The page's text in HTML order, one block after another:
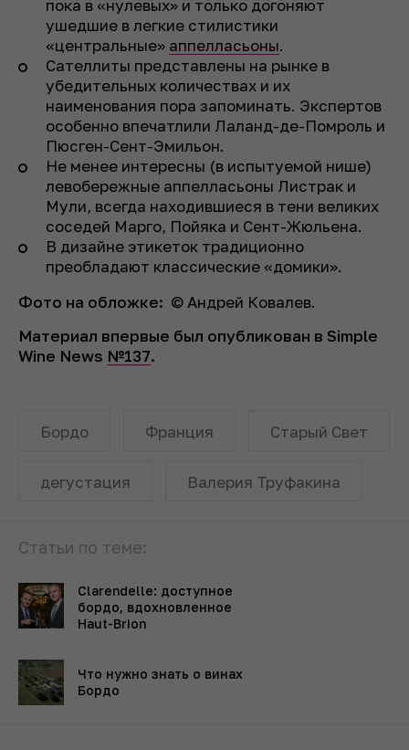
пока в «нулевых» и только догоняют
ушедшие в легкие стилистики
«центральные» аппелласьоны.
Сателлиты представлены на рынке в
убедительных количествах и их
наименования пора запоминать. Экспертов
особенно впечатлили Лаланд-де-Помроль и
Пюсген-Сент-Эмильон.
Не менее интересны (в испытуемой нише)
левобережные аппелласьоны Листрак и
Мули, всегда находившиеся в тени великих
соседей Марго, Пойяка и Сент-Жюльена.
В дизайне этикеток традиционно
преобладают классические «домики».
Фото на обложке: © Андрей Ковалев.
Материал впервые был опубликован в Simple
Wine News №137.
Бордо Франция Старый Свет
дегустация Валерия Труфакина
Статьи по теме:
Clarendelle: доступное
бордо, вдохновленное
Haut-Brion
Что нужно знать о винах
Бордо